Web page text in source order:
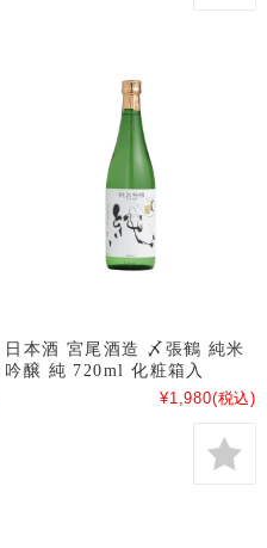
日本酒 宮尾酒造 〆張鶴 純米
吟醸 純 720ml 化粧箱入
¥1,980(税込)